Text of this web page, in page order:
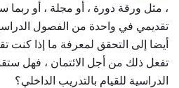
، مثل ورقة دورة ، أو مجلة ، أو
تقديمي في واحدة من الفصول
أيضا إلى التحقق لمعرفة ما إذا كنت
تفعل ذلك من أجل الائتمان ، فهل
الدراسية للقيام بالتدريب الداخلي؟